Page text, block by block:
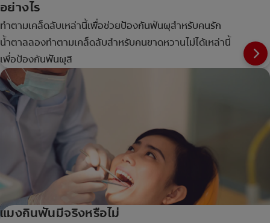
อย่างไร
ทำตามเคล็ดลับเหล่านี้เพื่อช่วยป้องกันฟันผุสำหรับคนรัก
น้ำตาลลองทำตามเคล็ดลับสำหรับคนขาดหวานไม่ได้เหล่านี้
เพื่อป้องกันฟันผุสิ
แมงกินฟันมีจริงหรือไม่